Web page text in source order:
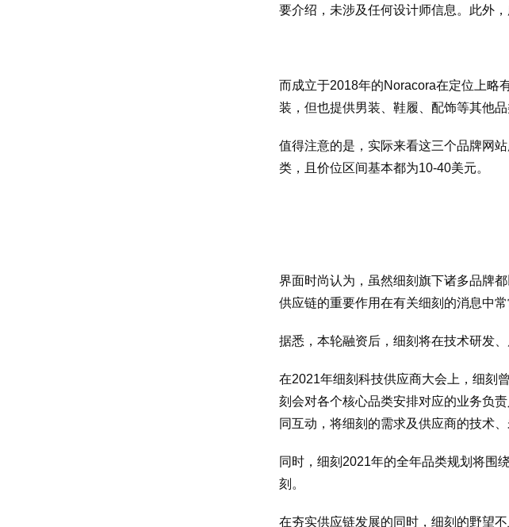
要介绍，未涉及任何设计师信息。此外
而成立于2018年的Noracora在定位上略
装，但也提供男装、鞋履、配饰等其他品
值得注意的是，实际来看这三个品牌网
类，且价位区间基本都为10-40美元。
界面时尚认为，虽然细刻旗下诸多品牌
供应链的重要作用在有关细刻的消息中常
据悉，本轮融资后，细刻将在技术研发
在2021年细刻科技供应商大会上，细刻
刻会对各个核心品类安排对应的业务负
同互动，将细刻的需求及供应商的技术
同时，细刻2021年的全年品类规划将围
刻。
在夯实供应链发展的同时，细刻的野望